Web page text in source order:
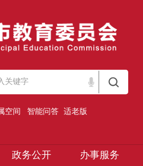
空间 智能问答 适老版
政务公开
办事服务